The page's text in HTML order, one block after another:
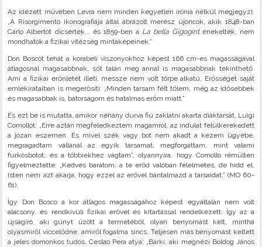
Az idézett művében Levra nem minden kegyetlen irónia nélkül megjegyzi:
„A Risorgimento ikonográfiája által ábrázolt merész újoncok, akik 1848-ban
Carlo Albertót dicsérték... és 1859-ben a La bella Gigoginténekelték, nem
mondhatók a fizikai vitézség mintaképeinek.”
Don Boscót tehát a korabeli viszonyokhoz képest 166 cm-es magasságával
átlagosnál magasabbnak, sőt talán még annál is magasabbnak tekinthető.
Ami a fizikai erőnlétét illeti, messze nem volt törpe alkatú. Erősségét saját
emlékirataiban is megerősíti: „Minden társam félt tőlem, még az idősebbek
és magasabbak is, bátorságom és hatalmas erőm miatt.”
És ezt be is mutatta, amikor néhány durva fiú zaklatni akarta diáktársát, Luigi
Comollót: „Erre aztán megfeledkeztem magamról, az indulat felülkerekedett
a józan eszemen. És mivel szék vagy bot nem akadt a kezem ügyébe,
megragadtam vállánál az egyik társamat, megforgattam, mint valami
furkósbotot, és a többiekhez vágtam”, olyannyira, hogy Comollo rémülten
figyelmeztette: „Kedves barátom, a te erőd valóban félelmetes, de hidd el,
Isten nem azt akarja, hogy ezzel az erővel bántalmazd a társaidat.” (MO 60-
61).
Így Don Bosco a kor átlagos magasságához képest egyáltalán nem volt
alacsony, és rendkívüli fizikai erővel és kitartással rendelkezett. Így az a
újságíró, aki gúnyt űzött a termetéből, olyan benyomást kelt, mintha
olyasmiről viccelődne, amiről fogalma sincs. Teljesen más benyomást keltett
a jeles domonkos tudós, Ceslao Pera atya: „Bárki, aki megnézi Boldog János